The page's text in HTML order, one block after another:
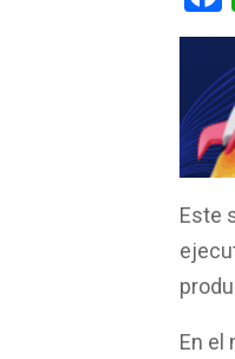
Este
En el